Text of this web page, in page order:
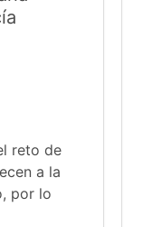
reto de
a la
por lo